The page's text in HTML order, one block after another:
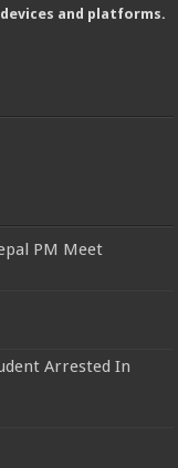
and platforms.
PM Meet
Arrested In